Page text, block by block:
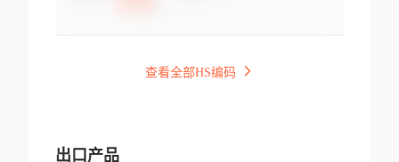
查看全部HS编码
出口产品